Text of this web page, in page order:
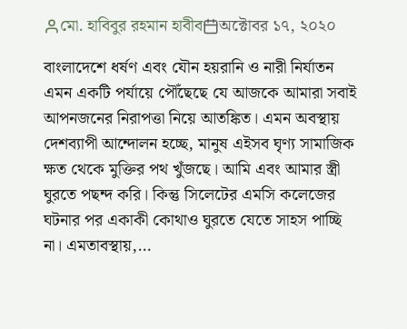
মো. হাবিবুর রহমান হাবীব
অক্টোবর ১৭, ২০২০
বাংলাদেশে ধর্ষণ এবং যৌন হয়রানি ও নারী নির্যাতন
এমন একটি পর্যায়ে পৌঁছেছে যে আজকে আমারা সবাই
আপনজনের নিরাপত্তা নিয়ে আতঙ্কিত। এমন অবস্থায়
দেশব্যাপী আন্দোলন হচ্ছে, মানুষ এইসব ঘৃণ্য সামাজিক
ক্ষত থেকে মুক্তির পথ খুঁজছে। আমি এবং আমার স্ত্রী
ঘুরতে পছন্দ করি। কিন্তু সিলেটের এমসি কলেজের
ঘটনার পর একাকী কোথাও ঘুরতে যেতে সাহস পাচ্ছি
না। এমতাবস্থায়,…